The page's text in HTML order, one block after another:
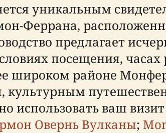
уникальным
Феррана,
предлагает
посещения,
широком районе
культурным
использовать ваш
Овернь Вулканы;